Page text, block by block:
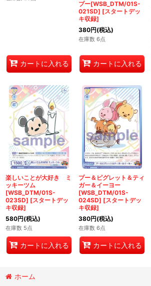
カートに入れる
プー[WSB_DTM/01S-
021SD] [スタートデッ
キ収録]
380円(税込)
在庫数 6点
カートに入れる
楽しいことが大好き ミ
ッキーツム
[WSB_DTM/01S-
023SD] [スタートデッ
キ収録]
580円(税込)
在庫数 5点
カートに入れる
プー＆ピグレット＆ティ
ガー＆イーヨー
[WSB_DTM/01S-
024SD] [スタートデッ
キ収録]
380円(税込)
在庫数 6点
カートに入れる
ホーム